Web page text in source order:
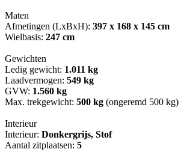
Maten
Afmetingen (LxBxH): 397 x 168 x 145 cm
Wielbasis: 247 cm
Gewichten
Ledig gewicht: 1.011 kg
Laadvermogen: 549 kg
GVW: 1.560 kg
Max. trekgewicht: 500 kg (ongeremd 500 kg)
Interieur
Interieur: Donkergrijs, Stof
Aantal zitplaatsen: 5